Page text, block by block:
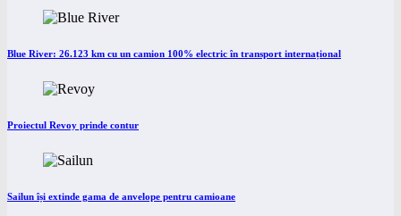
Blue River: 26.123 km cu un camion 100% electric în transport internațional
Proiectul Revoy prinde contur
Sailun își extinde gama de anvelope pentru camioane